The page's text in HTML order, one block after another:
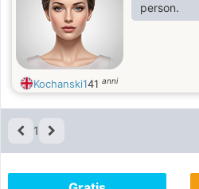
person.
Kochanski141 anni
1